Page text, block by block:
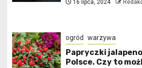
16 lipca, 2024
ogród warzywa
Papryczki
Polsce. Czy to